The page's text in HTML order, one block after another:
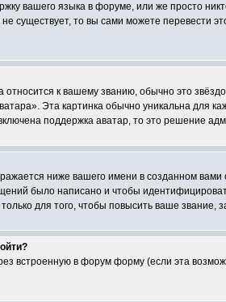
вашего языка в форуме, или же просто
существует, то вы сами можете
относится к вашему званию, обычно это
Эта картинка обычно уникальна для
поддержка аватар, то это решение
ниже вашего имени в созданном
было написано и чтобы
для того, чтобы повысить ваше
встроенную в форум форму (если эта